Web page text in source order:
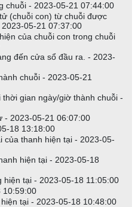
chuỗi - 2023-05-21 07:44:00
(chuỗi con) từ chuỗi được
05-21 07:37:00
của chuỗi con trong chuỗi
đến cửa sổ đầu ra. - 2023-
chuỗi - 2023-05-21
thời gian ngày/giờ thành chuỗi -
- 2023-05-21 06:07:00
18 13:18:00
của thanh hiện tại - 2023-05-
hiện tại - 2023-05-18
hiện tại - 2023-05-18 11:05:00
10:59:00
tại - 2023-05-18 10:48:00